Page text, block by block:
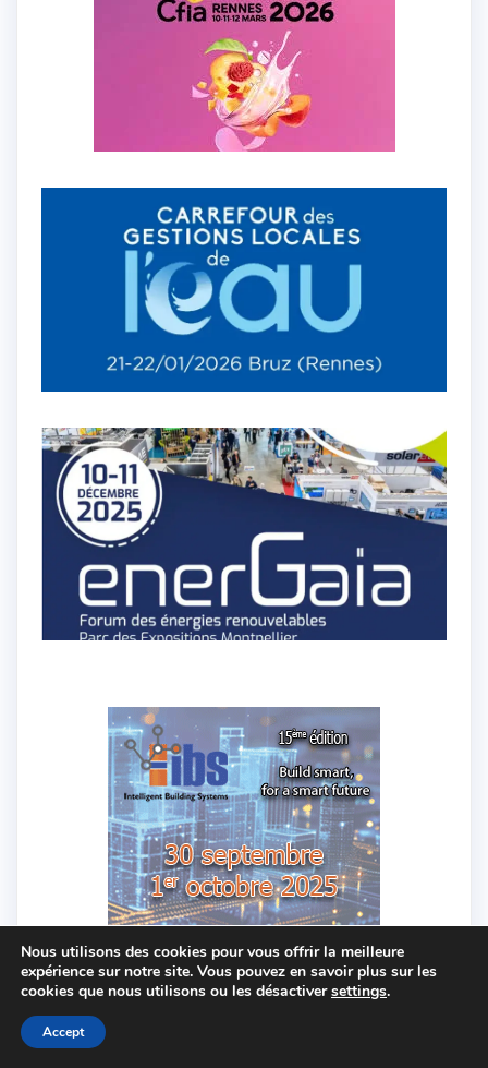
Nous utilisons des cookies pour vous offrir la meilleure
expérience sur notre site. Vous pouvez en savoir plus sur les
cookies que nous utilisons ou les désactiversettings.
Accept